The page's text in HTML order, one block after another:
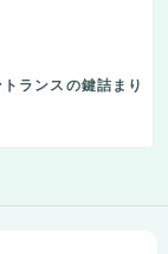
ランスの鍵詰まり